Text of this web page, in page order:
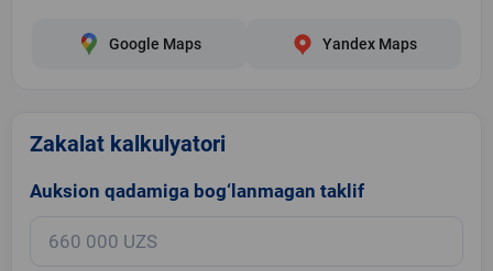
Google Maps Yandex Maps
Zakalat kalkulyatori
Auksion qadamiga bog‘lanmagan taklif